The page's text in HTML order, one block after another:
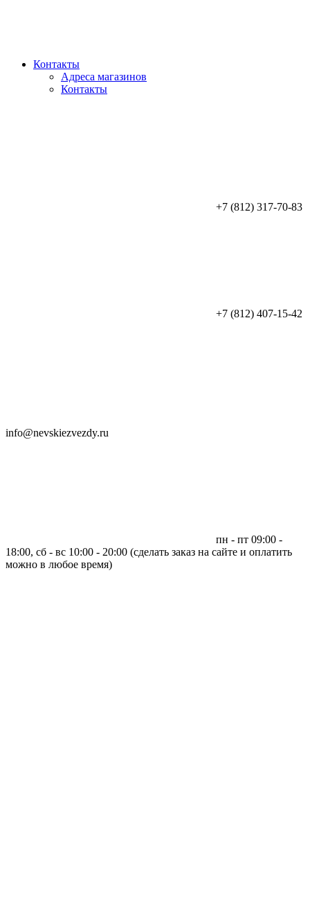
Контакты
Адреса магазинов
Контакты
+7 (812) 317-70-83
+7 (812) 407-15-42
info@nevskiezvezdy.ru
пн - пт 09:00 -
18:00, сб - вс 10:00 - 20:00 (сделать заказ на сайте и оплатить
можно в любое время)